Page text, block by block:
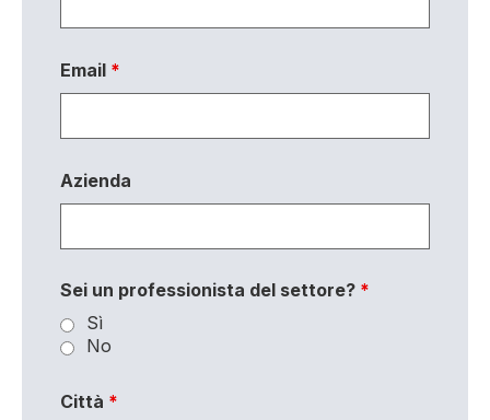
Email *
Azienda
Sei un professionista del settore? *
Sì
No
Città *